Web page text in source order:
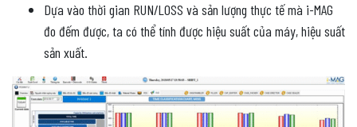
Dựa vào thời gian RUN/LOSS và sản lượng thực tế mà i-MAG
đo đếm được, ta có thể tính được hiệu suất của máy, hiệu suất
sản xuất.